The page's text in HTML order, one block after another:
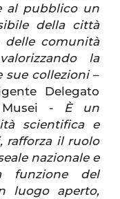
al pubblico un
della città
comunità
la
sue collezioni–
Delegato
Musei - È un
scientifica e
rafforza il ruolo
nazionale e
funzione del
luogo aperto,